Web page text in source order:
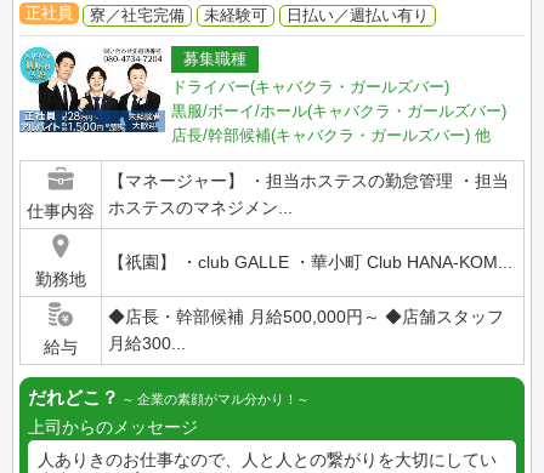
正社員 寮／社宅完備 未経験可 日払い／週払い有り
募集職種
ドライバー(キャバクラ・ガールズバー)
黒服/ボーイ/ホール(キャバクラ・ガールズバー)
店長/幹部候補(キャバクラ・ガールズバー) 他
仕事内容
【マネージャー】 ・担当ホステスの勤怠管理 ・担当
ホステスのマネジメン...
勤務地
【祇園】 ・club GALLE ・華小町 Club HANA-KOM...
給与
◆店長・幹部候補 月給500,000円～ ◆店舗スタッフ
月給300...
だれどこ？ 企業の素顔がマル分かり！
上司からのメッセージ
人ありきのお仕事なので、人と人との繋がりを大切にしてい